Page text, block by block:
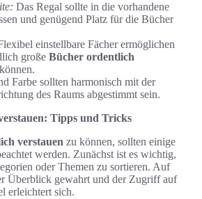
Das Regal sollte in die vorhandene
und genügend Platz für die Bücher
einstellbare Fächer ermöglichen
große Bücher ordentlich
Farbe sollten harmonisch mit der
des Raums abgestimmt sein.
Tipps und Tricks
verstauen zu können, sollten einige
werden. Zunächst ist es wichtig,
oder Themen zu sortieren. Auf
Überblick gewahrt und der Zugriff auf
erleichtert sich.